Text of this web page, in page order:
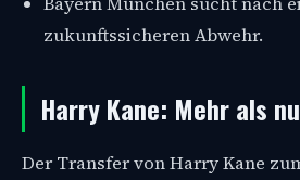
zukunftssicheren Abwehr.
Harry Kane: Mehr als
Der Transfer von Harry Kane